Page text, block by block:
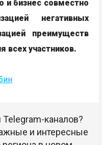
и бизнес совместно
негативных
преимуществ
всех участников.
каналов?
и интересные